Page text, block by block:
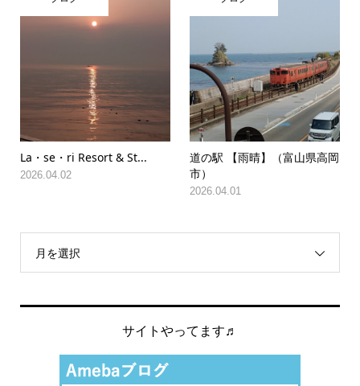
La・se・ri Resort & St...
2026.04.02
道の駅 【雨晴】（富山県高岡
市）
2026.04.01
月を選択
サイトやってます♬